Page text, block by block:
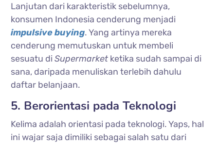
Lanjutan dari karakteristik sebelumnya,
konsumen Indonesia cenderung menjadi
impulsive buying. Yang artinya mereka
cenderung memutuskan untuk membeli
sesuatu diSupermarket ketika sudah sampai di
sana, daripada menuliskan terlebih dahulu
daftar belanjaan.
5. Berorientasi pada Teknologi
Kelima adalah orientasi pada teknologi. Yaps, hal
ini wajar saja dimiliki sebagai salah satu dari